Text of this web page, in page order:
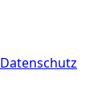
Datenschutz